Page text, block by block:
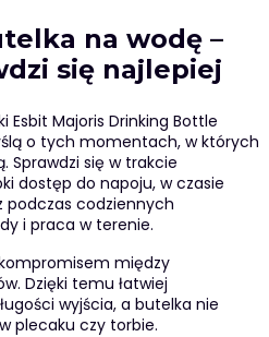
na wodę –
się najlepiej
Majoris Drinking Bottle
o tych momentach, w których
Sprawdzi się w trakcie
dostęp do napoju, w czasie
podczas codziennych
i praca w terenie.
między
Dzięki temu łatwiej
wyjścia, a butelka nie
plecaku czy torbie.